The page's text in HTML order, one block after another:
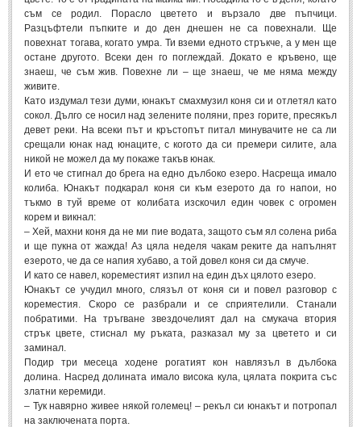
Притчи за живота (106)
Притчи за любовта (15)
Притчи за приятелството (9)
LATEST NEWS
Надежда
Post: 28 Юни 2018
Щастието
Post: 28 Юни 2018
Усмивката
Post: 28 Юни 2018
Нищо не съществува
Пилето
Post: 28 Юни 2018
СПОДЕЛЕНО
СПОДЕЛЕНО
съм се родил. Порасло цветето и вързало две пъпчици.
Разцъфтели пъпките и до ден днешен не са повехнали. Ще
повехнат тогава, когато умра. Ти вземи едното стръкче, а у мен ще
остане другото. Всеки ден го поглеждай. Докато е кръвено, ще
знаеш, че съм жив. Повехне ли – ще знаеш, че ме няма между
живите.
Като издумал тези думи, юнакът смахмузил коня си и отлетял като
сокол. Дълго се носил над зелените поляни, през горите, пресякъл
девет реки. На всеки път и кръстопът питал минувачите не са ли
срещали юнак над юнаците, с когото да си премери силите, ала
никой не можел да му покаже такъв юнак.
И ето че стигнал до брега на едно дълбоко езеро. Насреща имало
колиба. Юнакът подкарал коня си към езерото да го напои, но
тъкмо в туй време от колибата изскочил един човек с огромен
корем и викнал:
– Хей, махни коня да не ми пие водата, защото съм ял солена риба
и ще пукна от жажда! Аз цяла неделя чакам реките да напълнят
езерото, че да се напия хубаво, а той довел коня си да смуче.
И като се навел, кореместият изпил на един дъх цялото езеро.
Юнакът се учудил много, слязъл от коня си и повел разговор с
кореместия. Скоро се разбрали и се сприятелили. Станали
побратими. На тръгване звездочелият дал на смукача втория
стрък цвете, стиснал му ръката, разказал му за цветето и си
заминал.
Подир три месеца ходене рогатият кон навлязъл в дълбока
долина. Насред долината имало висока кула, цялата покрита със
златни керемиди.
– Тук навярно живее някой големец! – рекъл си юнакът и потропал
на заключената порта.